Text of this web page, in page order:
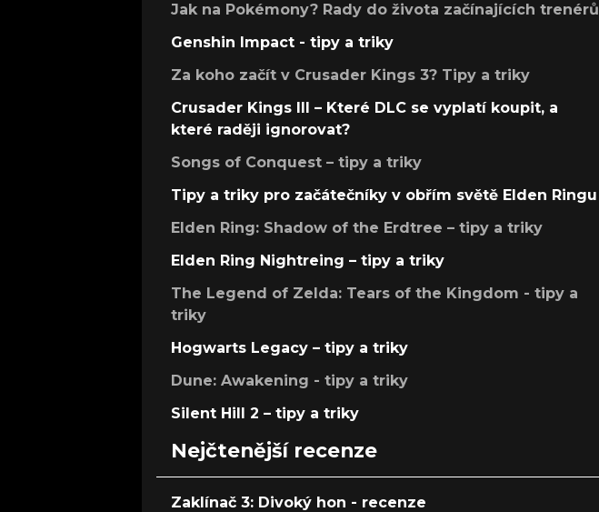
Jak na Pokémony? Rady do života začínajících trenérů
Genshin Impact - tipy a triky
Za koho začít v Crusader Kings 3? Tipy a triky
Crusader Kings III – Které DLC se vyplatí koupit, a
které raději ignorovat?
Songs of Conquest – tipy a triky
Tipy a triky pro začátečníky v obřím světě Elden Ringu
Elden Ring: Shadow of the Erdtree – tipy a triky
Elden Ring Nightreing – tipy a triky
The Legend of Zelda: Tears of the Kingdom - tipy a
triky
Hogwarts Legacy – tipy a triky
Dune: Awakening - tipy a triky
Silent Hill 2 – tipy a triky
Nejčtenější recenze
Zaklínač 3: Divoký hon - recenze